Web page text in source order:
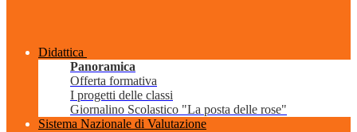
Didattica
Panoramica
Offerta formativa
I progetti delle classi
Giornalino Scolastico "La posta delle rose"
Sistema Nazionale di Valutazione